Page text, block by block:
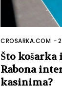
CROSARKA.COM -
Što košarka
Rabona
kasinima?